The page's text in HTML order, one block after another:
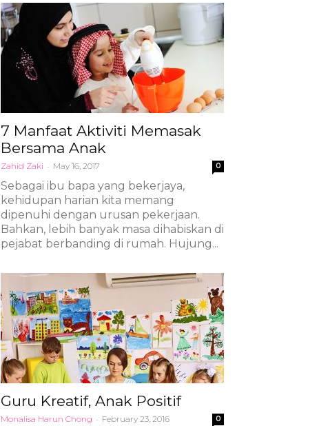
7 Manfaat Aktiviti Memasak
Bersama Anak
Zahid Zaki - May 16, 2017 0
Sebagai ibu bapa yang bekerjaya,
kehidupan harian kita memang
dipenuhi dengan urusan pekerjaan.
Bahkan, lebih banyak masa dihabiskan di
pejabat berbanding di rumah. Hujung...
Guru Kreatif, Anak Positif
Monalisa Harun Chong - February 23, 2016 0